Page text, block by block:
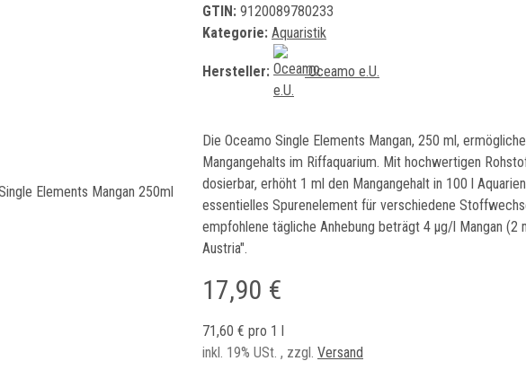
GTIN: 9120089780233
Kategorie: Aquaristik
Hersteller: Oceamo e.U.
Die Oceamo Single Elements Mangan, 250 ml,
Mangangehalts im Riffaquarium. Mit hochwertigen
dosierbar, erhöht 1 ml den Mangangehalt in 100 l
essentielles Spurenelement für verschiedene
empfohlene tägliche Anhebung beträgt 4 µg/l Mangan (2
Austria".
17,90 €
71,60 € pro 1 l
inkl. 19% USt. , zzgl. Versand